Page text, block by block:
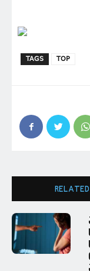
TAGS TOP